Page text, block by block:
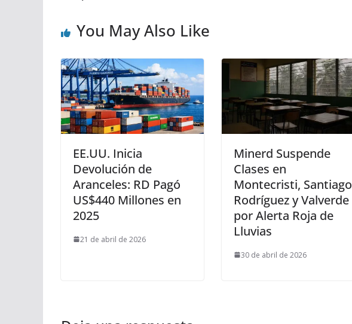
You May Also Like
EE.UU. Inicia
Devolución de
Aranceles: RD Pagó
US$440 Millones en
2025
21 de abril de 2026
Minerd Suspende
Clases en
Montecristi, Santiago
Rodríguez y Valverde
por Alerta Roja de
Lluvias
30 de abril de 2026